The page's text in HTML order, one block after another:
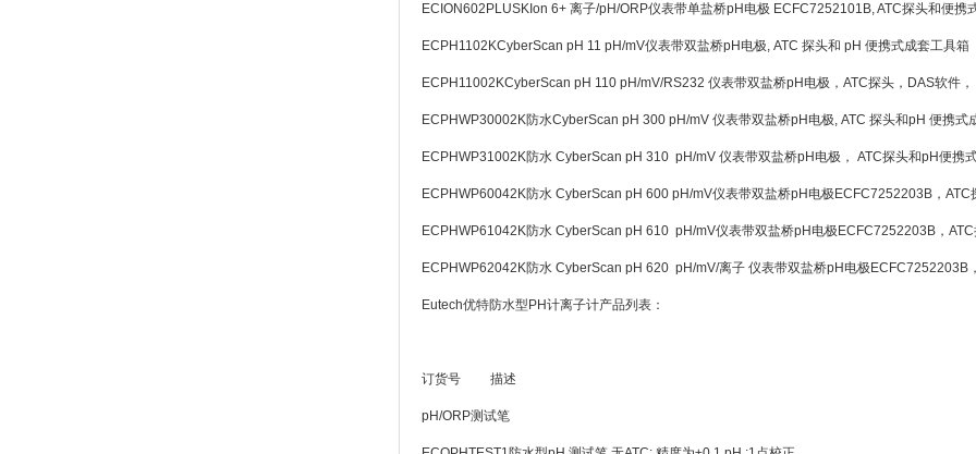
ECION602PLUSK Ion 6+ 离子/pH/ORP仪表带单盐桥pH电极 ECFC7252101B, ATC探头和便携
ECPH1102KCyberScan pH 11 pH/mV仪表带双盐桥pH电极, ATC 探头和 pH 便携式成套工具箱
ECPH11002KCyberScan pH 110 pH/mV/RS232 仪表带双盐桥pH电极，ATC探头，DAS软件
ECPHWP30002K防水CyberScan pH 300 pH/mV 仪表带双盐桥pH电极, ATC 探头和pH 便携式
ECPHWP31002K防水 CyberScan pH 310 pH/mV 仪表带双盐桥pH电极， ATC探头和pH便携
ECPHWP60042K防水 CyberScan pH 600 pH/mV仪表带双盐桥pH电极ECFC7252203B，
ECPHWP61042K防水 CyberScan pH 610 pH/mV仪表带双盐桥pH电极ECFC7252203B，
ECPHWP62042K防水 CyberScan pH 620 pH/mV/离子 仪表带双盐桥pH电极ECFC7252203B
Eutech优特防水型PH计离子计产品列表：
订货号 描述
pH/ORP测试笔